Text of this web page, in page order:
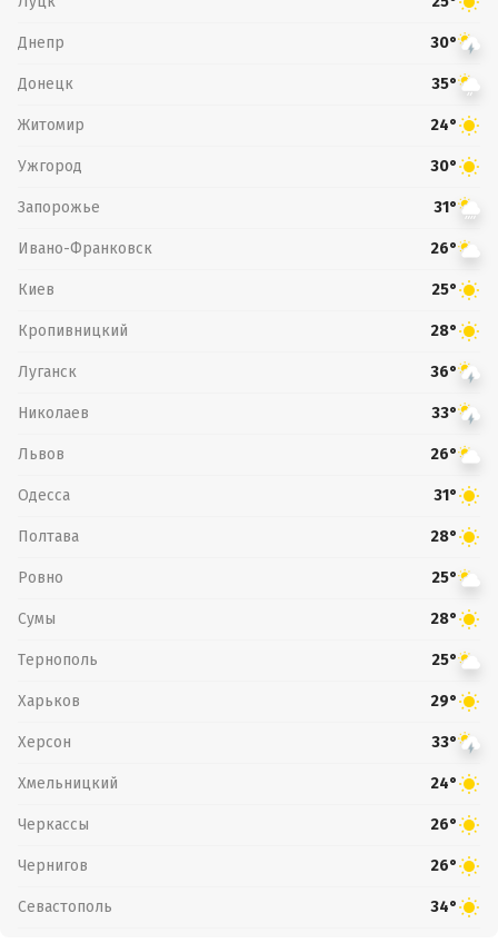
Днепр 30°
Донецк 35°
Житомир 24°
Ужгород 30°
Запорожье 31°
Ивано-Франковск 26°
Киев 25°
Кропивницкий 28°
Луганск 36°
Николаев 33°
Львов 26°
Одесса 31°
Полтава 28°
Ровно 25°
Сумы 28°
Тернополь 25°
Харьков 29°
Херсон 33°
Хмельницкий 24°
Черкассы 26°
Чернигов 26°
Севастополь 34°